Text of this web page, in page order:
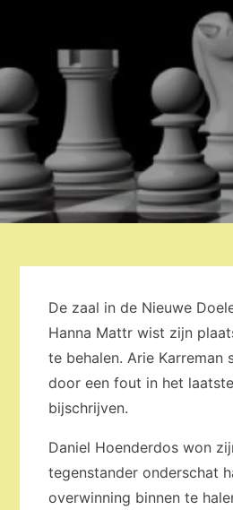
De zaal in de Nieuwe
Hanna Mattr wist zijn
te behalen. Arie Karreman
door een fout in het
bijschrijven.
Daniel Hoenderdos won
tegenstander onderschat
overwinning binnen te